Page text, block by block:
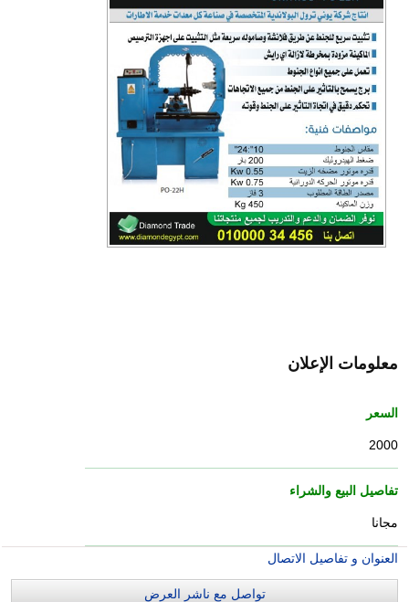
معلومات الإعلان
السعر
2000
تفاصيل البيع والشراء
مجانا
العنوان و تفاصيل الاتصال
تواصل مع ناشر العرض